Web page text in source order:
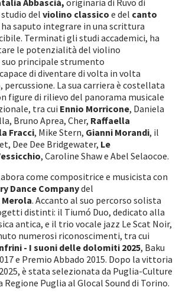
Abbascià, originaria di Ruvo di
del violino classico e del canto
ha saputo integrare in una scrittura
Terminati gli studi accademici, ha
le potenzialità del violino
principale strumento
di diventare di volta in volta
La sua carriera è costellata
figure di rilievo del panorama musicale
tra cui Ennio Morricone, Daniela
Bruno Aprea, Cher, Raffaella
Fracci, Mike Stern, Gianni Morandi, il
Dee Dee Bridgewater, Le
, Caroline Shaw e Abel Selaocoe.
come compositrice e musicista con
Dance Companydel
Merola. Accanto al suo percorso solista
distinti: il Tiumó Duo, dedicato alla
antica, e il trio vocale jazz Le Scat Noir,
numerosi riconoscimenti, tra cui
- I suoni delle dolomiti 2025, Baku
e Premio Abbado 2015. Dopo la vittoria
è stata selezionata da Puglia-Culture
Puglia al Glocal Sound di Torino.